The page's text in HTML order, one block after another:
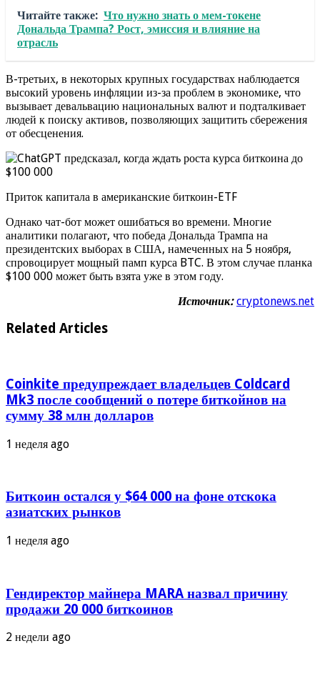
Читайте также: Что нужно знать о мем-токене
Дональда Трампа? Рост, эмиссия и влияние на
отрасль
В-третьих, в некоторых крупных государствах наблюдается
высокий уровень инфляции из-за проблем в экономике, что
вызывает девальвацию национальных валют и подталкивает
людей к поиску активов, позволяющих защитить сбережения
от обесценения.
Приток капитала в американские биткоин-ETF
Однако чат-бот может ошибаться во времени. Многие
аналитики полагают, что победа Дональда Трампа на
президентских выборах в США, намеченных на 5 ноября,
спровоцирует мощный памп курса BTC. В этом случае планка
$100 000 может быть взята уже в этом году.
Источник: cryptonews.net
Related Articles
Coinkite предупреждает владельцев Coldcard
Mk3 после сообщений о потере биткойнов на
сумму 38 млн долларов
1 неделя ago
Биткоин остался у $64 000 на фоне отскока
азиатских рынков
1 неделя ago
Гендиректор майнера MARA назвал причину
продажи 20 000 биткоинов
2 недели ago